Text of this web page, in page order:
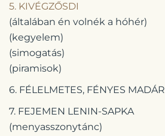
5. KIVÉGZŐSDI
(általában én volnék a hóhér)
(kegyelem)
(simogatás)
(piramisok)
6. FÉLELMETES, FÉNYES MADÁR
7. FEJEMEN LENIN-SAPKA
(menyasszonytánc)